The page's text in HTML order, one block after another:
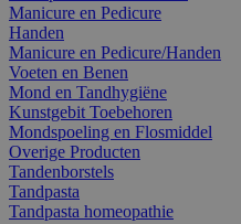
Manicure en Pedicure
Handen
Manicure en Pedicure/Handen
Voeten en Benen
Mond en Tandhygiëne
Kunstgebit Toebehoren
Mondspoeling en Flosmiddel
Overige Producten
Tandenborstels
Tandpasta
Tandpasta homeopathie